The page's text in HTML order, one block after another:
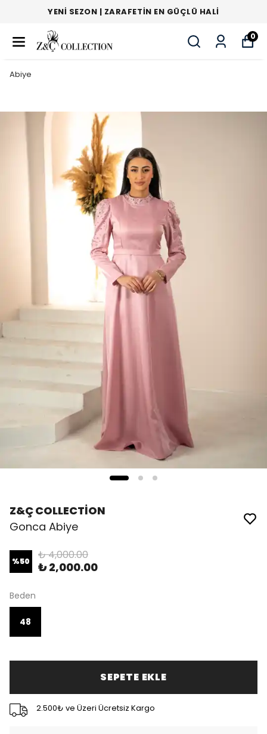
YENI SEZON | ZARAFETIN EN GÜÇLÜ HALI
0
Abiye
Z&Ç COLLECTİON
Gonca Abiye
%50 ₺ 4,000.00
₺ 2,000.00
Beden
48
SEPETE EKLE
2.500₺ ve Üzeri Ücretsiz Kargo